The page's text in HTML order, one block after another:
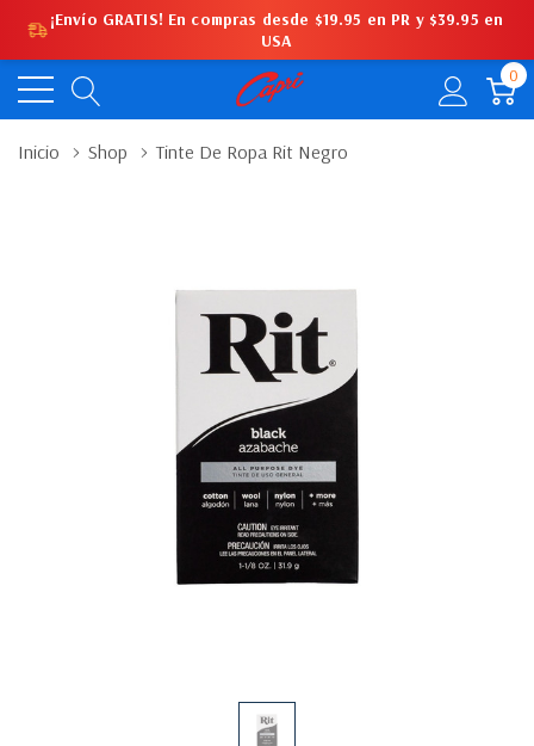
¡Envío GRATIS! En compras desde $19.95 en PR y $39.95 en
USA
0
Inicio Shop Tinte De Ropa Rit Negro